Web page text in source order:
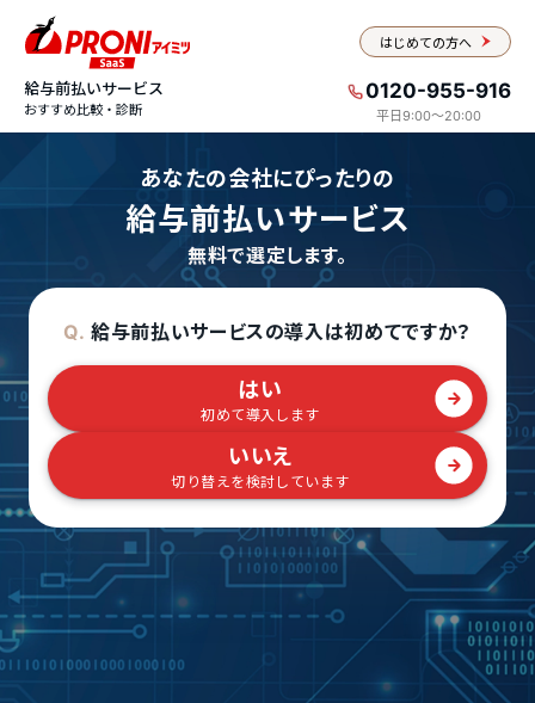
はじめての方へ
給与前払いサービス
おすすめ比較・診断
0120-955-916
平日9:00〜20:00
あなたの会社にぴったりの
給与前払いサービス
無料で選定します。
Q. 給与前払いサービスの導入は初めてですか？
はい
初めて導入します
いいえ
切り替えを検討しています